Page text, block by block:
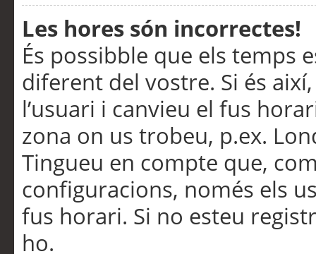
Les hores són incorrectes!
És possibble que els temps
diferent del vostre. Si és
l’usuari i canvieu el fus
zona on us trobeu, p.ex.
Tingueu en compte que,
configuracions, només els
fus horari. Si no esteu
ho.